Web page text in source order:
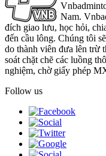
Nam.
đích giao lưu, học hỏi,
đến cầu lông. Chúng tôi
do thành viên đưa lên trừ
soát chặt chẽ các luồng
nghiệm, chờ giấy phép
Follow us